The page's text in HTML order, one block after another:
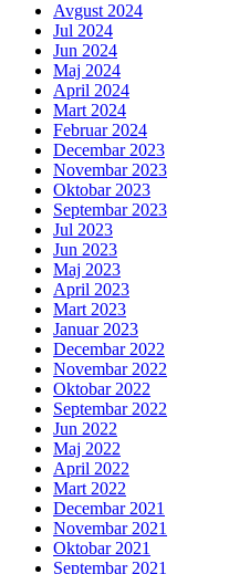
Avgust 2024
Jul 2024
Jun 2024
Maj 2024
April 2024
Mart 2024
Februar 2024
Decembar 2023
Novembar 2023
Oktobar 2023
Septembar 2023
Jul 2023
Jun 2023
Maj 2023
April 2023
Mart 2023
Januar 2023
Decembar 2022
Novembar 2022
Oktobar 2022
Septembar 2022
Jun 2022
Maj 2022
April 2022
Mart 2022
Decembar 2021
Novembar 2021
Oktobar 2021
Septembar 2021